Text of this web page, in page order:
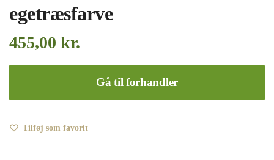
egetræsfarve
455,00 kr.
Gå til forhandler
Tilføj som favorit